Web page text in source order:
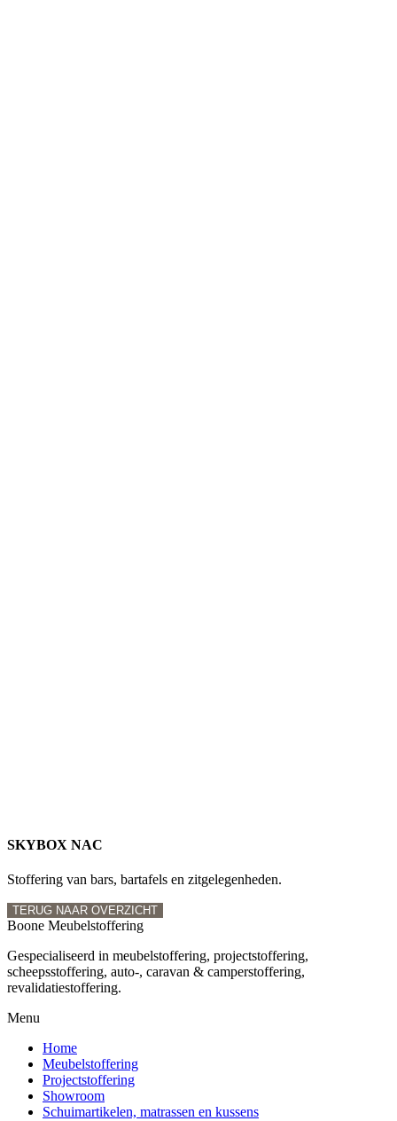
SKYBOX NAC
Stoffering van bars, bartafels en zitgelegenheden.
TERUG NAAR OVERZICHT
Boone Meubelstoffering
Gespecialiseerd in meubelstoffering, projectstoffering,
scheepsstoffering, auto-, caravan & camperstoffering,
revalidatiestoffering.
Menu
Home
Meubelstoffering
Projectstoffering
Showroom
Schuimartikelen, matrassen en kussens